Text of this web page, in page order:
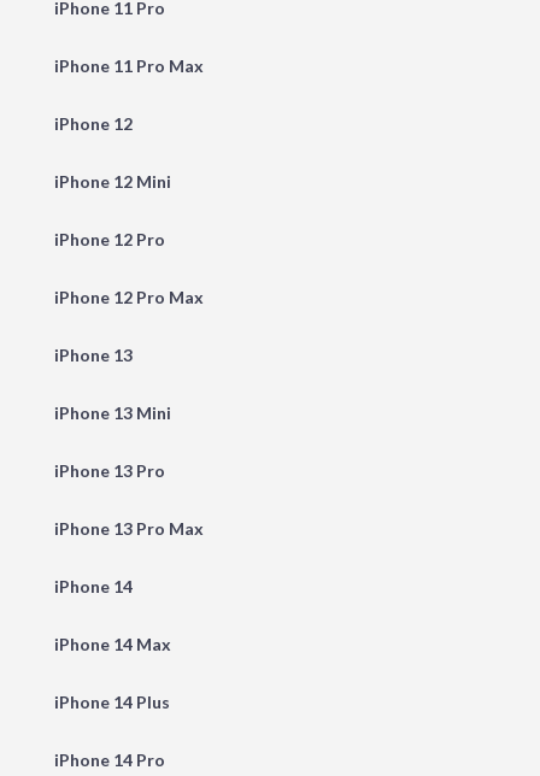
iPhone 11 Pro
iPhone 11 Pro Max
iPhone 12
iPhone 12 Mini
iPhone 12 Pro
iPhone 12 Pro Max
iPhone 13
iPhone 13 Mini
iPhone 13 Pro
iPhone 13 Pro Max
iPhone 14
iPhone 14 Max
iPhone 14 Plus
iPhone 14 Pro